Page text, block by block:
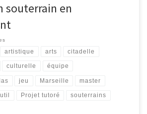
souterrain en
artistique arts citadelle
culturelle équipe
jeu Marseille master
Projet tutoré souterrains